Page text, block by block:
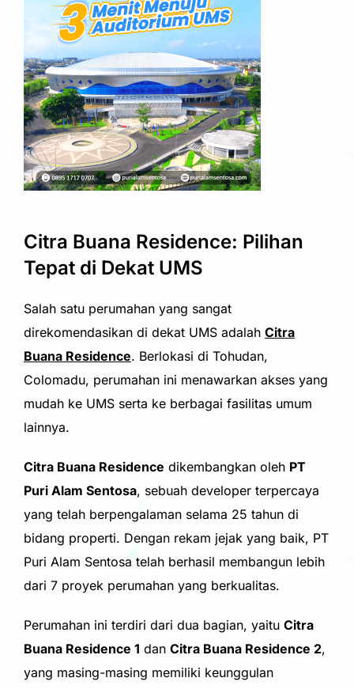
Citra Buana Residence: Pilihan
Tepat di Dekat UMS
Salah satu perumahan yang sangat
direkomendasikan di dekat UMS adalah Citra
Buana Residence. Berlokasi di Tohudan,
Colomadu, perumahan ini menawarkan akses yang
mudah ke UMS serta ke berbagai fasilitas umum
lainnya.
Citra Buana Residence dikembangkan oleh PT
Puri Alam Sentosa, sebuah developer terpercaya
yang telah berpengalaman selama 25 tahun di
bidang properti. Dengan rekam jejak yang baik, PT
Puri Alam Sentosa telah berhasil membangun lebih
dari 7 proyek perumahan yang berkualitas.
Perumahan ini terdiri dari dua bagian, yaitu Citra
Buana Residence 1 dan Citra Buana Residence 2,
yang masing-masing memiliki keunggulan